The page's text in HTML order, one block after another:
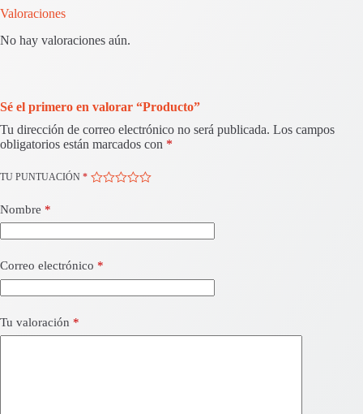
Valoraciones
No hay valoraciones aún.
Sé el primero en valorar “Producto”
Tu dirección de correo electrónico no será publicada. Los campos
obligatorios están marcados con *
TU PUNTUACIÓN *
Nombre *
Correo electrónico *
Tu valoración *